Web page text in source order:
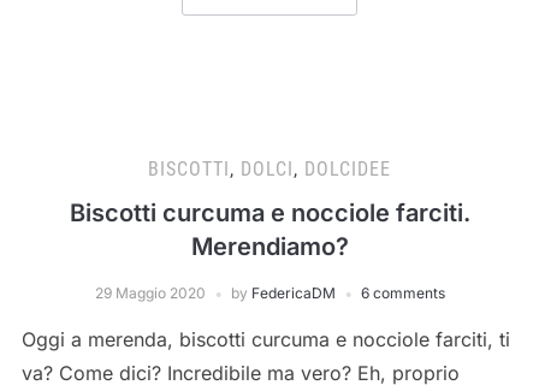
BISCOTTI, DOLCI, DOLCIDEE
Biscotti curcuma e nocciole farciti.
Merendiamo?
29 Maggio 2020 by FedericaDM 6 comments
Oggi a merenda, biscotti curcuma e nocciole farciti, ti
va? Come dici? Incredibile ma vero? Eh, proprio